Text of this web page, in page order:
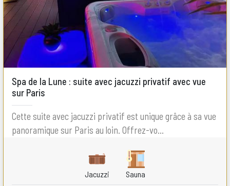
Spa de la Lune : suite avec jacuzzi privatif avec vue
sur Paris
Cette suite avec jacuzzi privatif est unique grâce à sa vue
panoramique sur Paris au loin. Offrez-vo...
Jacuzzi Sauna